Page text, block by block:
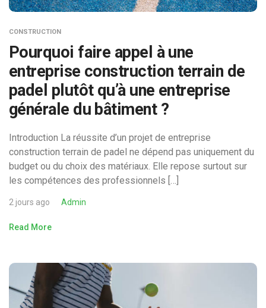
CONSTRUCTION
Pourquoi faire appel à une
entreprise construction terrain de
padel plutôt qu’à une entreprise
générale du bâtiment ?
Introduction La réussite d’un projet de entreprise
construction terrain de padel ne dépend pas uniquement du
budget ou du choix des matériaux. Elle repose surtout sur
les compétences des professionnels […]
2 jours ago Admin
Read More